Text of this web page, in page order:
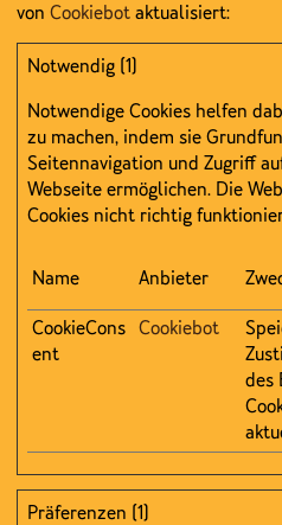
vonCookiebot aktualisiert:
Notwendig (1)
Notwendige Cookies helfen
zu machen, indem sie
Seitennavigation und Zugriff
Webseite ermöglichen. Die
Cookies nicht richtig
Name Anbieter
CookieCons
ent
Cookiebot
des
Präferenzen (1)